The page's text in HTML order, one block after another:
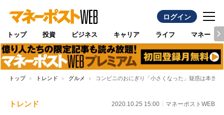
ログイン
トップ 投資 ビジネス キャリア ライフ マネー
トップ トレンド グルメ コンビニのおにぎり「小さくなった」疑惑は本当だ
トレンド 2020.10.25 15:00 マネーポストWEB